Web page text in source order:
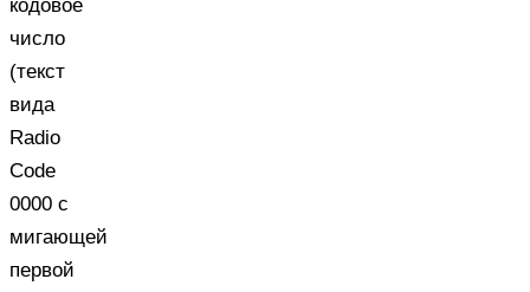
кодовое
число
(текст
вида
Radio
Code
0000 с
мигающей
первой